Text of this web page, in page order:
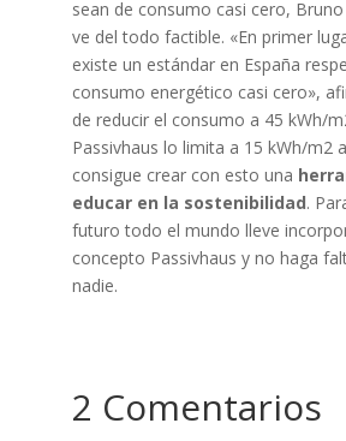
sean de consumo casi cero,
ve del todo factible. «En primer
existe un estándar en España
consumo energético casi cero»,
de reducir el consumo a 45 kWh/
Passivhaus lo limita a 15 kWh/m2
consigue crear con esto una
educar en la sostenibilidad.
futuro todo el mundo lleve
concepto Passivhaus y no haga
nadie.
2 Comentarios